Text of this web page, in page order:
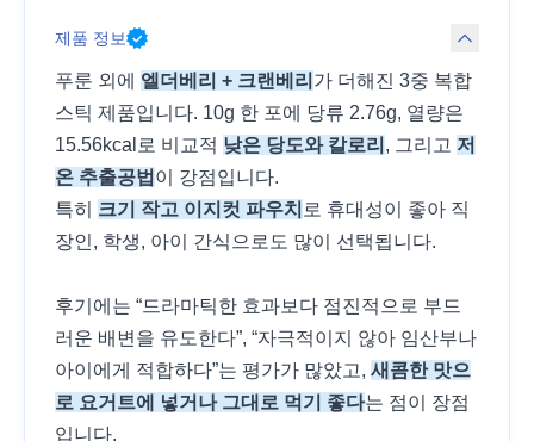
제품 정보
푸룬 외에 엘더베리 + 크랜베리 가 더해진 3중 복합
스틱 제품입니다. 10g 한 포에 당류 2.76g, 열량은
15.56kcal로 비교적 낮은 당도와 칼로리 , 그리고 저
온 추출공법 이 강점입니다.
특히 크기 작고 이지컷 파우치 로 휴대성이 좋아 직
장인, 학생, 아이 간식으로도 많이 선택됩니다.
후기에는 “드라마틱한 효과보다 점진적으로 부드
러운 배변을 유도한다”, “자극적이지 않아 임산부나
아이에게 적합하다”는 평가가 많았고, 새콤한 맛으
로 요거트에 넣거나 그대로 먹기 좋다는 점이 장점
입니다.